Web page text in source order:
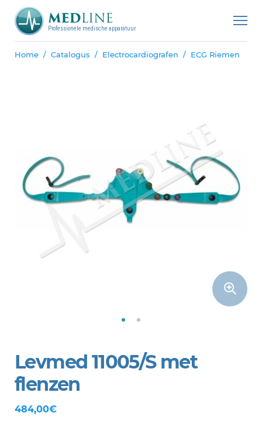
Professionele medische apparatuur
Home Catalogus Electrocardiografen ECG Riemen
Levmed 11005/S met
flenzen
484,00€